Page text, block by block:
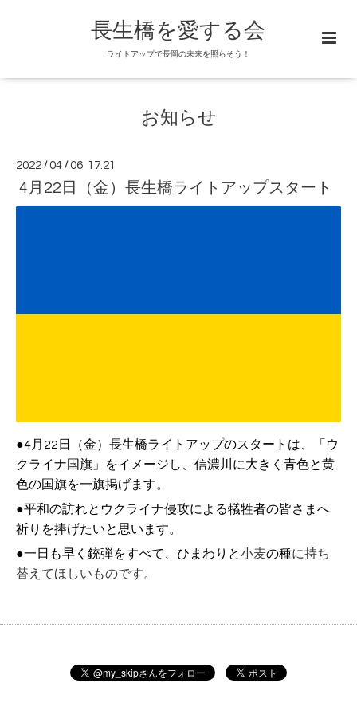
長生橋を愛する会
ライトアップで長岡の未来を照らそう！
お知らせ
2022 /04 /06 17:21
4月22日（金）長生橋ライトアップスタート
●4月22日（金）長生橋ライトアップのスタートは、「ウ
クライナ国旗」をイメージし、信濃川に大きく 青色と黄
色の国旗を一旗掲げます。
●平和の訪れとウクライナ侵攻による犠牲者の皆さまへ
祈りを捧げたいと思います。
●一日も早く銃弾をすべて、 ひまわりと小麦の種に持ち
替えてほしいものです。